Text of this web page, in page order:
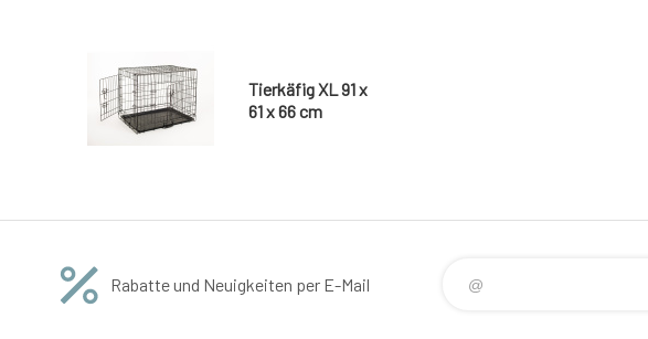
Tierkäfig XL 91 x
61 x 66 cm
Rabatte und Neuigkeiten per E-Mail